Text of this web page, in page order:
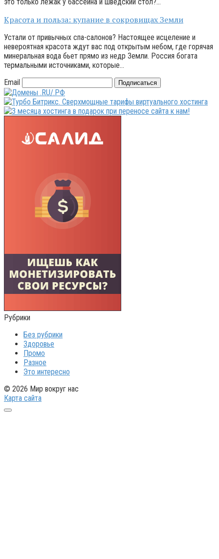
Красота и польза: купание в сокровищах Земли
Устали от привычных спа-салонов? Настоящее исцеление и
невероятная красота ждут вас под открытым небом, где горячая
минеральная вода бьет прямо из недр Земли. Россия богата
термальными источниками, которые…
Email
Подписаться
Рубрики
Без рубрики
Здоровье
Промо
Разное
Это интересно
© 2026 Мир вокруг нас
Карта сайта